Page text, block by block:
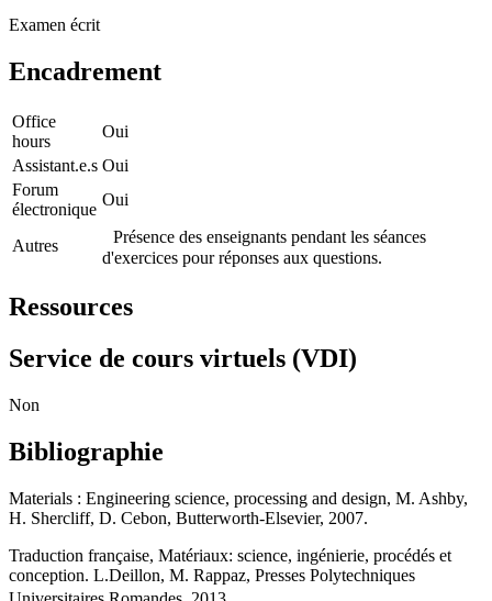
Examen écrit
Encadrement
Office
hours
Oui
Assistant.e.s Oui
Forum
électronique
Oui
Autres
Présence des enseignants pendant les séances
d'exercices pour réponses aux questions.
Ressources
Service de cours virtuels (VDI)
Non
Bibliographie
Materials : Engineering science, processing and design, M. Ashby,
H. Shercliff, D. Cebon, Butterworth-Elsevier, 2007.
Traduction française, Matériaux: science, ingénierie, procédés et
conception. L.Deillon, M. Rappaz, Presses Polytechniques